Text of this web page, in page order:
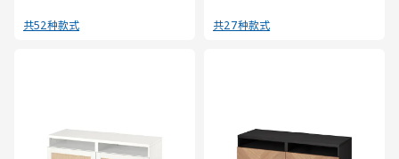
共52种款式 共27种款式